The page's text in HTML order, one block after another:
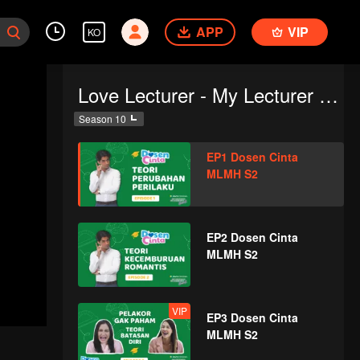
KO APP VIP
Love Lecturer - My Lecturer My Husband Season 2
Season 10
EP1 Dosen Cinta
MLMH S2
EP2 Dosen Cinta
MLMH S2
VIP
EP3 Dosen Cinta
MLMH S2